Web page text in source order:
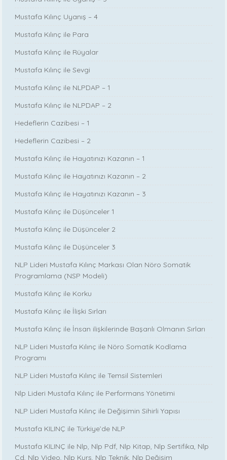
Mustafa Kılınç Uyanış – 4
Mustafa Kılınç ile Para
Mustafa Kılınç ile Rüyalar
Mustafa Kılınç ile Sevgi
Mustafa Kılınç ile NLPDAP – 1
Mustafa Kılınç ile NLPDAP – 2
Hedeflerin Cazibesi – 1
Hedeflerin Cazibesi – 2
Mustafa Kılınç ile Hayatınızı Kazanın – 1
Mustafa Kılınç ile Hayatınızı Kazanın – 2
Mustafa Kılınç ile Hayatınızı Kazanın – 3
Mustafa Kılınç ile Düşünceler 1
Mustafa Kılınç ile Düşünceler 2
Mustafa Kılınç ile Düşünceler 3
NLP Lideri Mustafa Kılınç Markası Olan Nöro Somatik
Programlama (NSP Modeli)
Mustafa Kılınç ile Korku
Mustafa Kılınç ile İlişki Sırları
Mustafa Kılınç ile İnsan ilişkilerinde Başarılı Olmanın Sırları
NLP Lideri Mustafa Kılınç ile Nöro Somatik Kodlama
Programı
NLP Lideri Mustafa Kılınç ile Temsil Sistemleri
Nlp Lideri Mustafa Kılınç ile Performans Yönetimi
NLP Lideri Mustafa Kılınç ile Değişimin Sihirli Yapısı
Mustafa KILINÇ ile Türkiye’de NLP
Mustafa KILINÇ ile Nlp, Nlp Pdf, Nlp Kitap, Nlp Sertifika, Nlp
Cd, Nlp Video, Nlp Kurs, Nlp Teknik, Nlp Değişim